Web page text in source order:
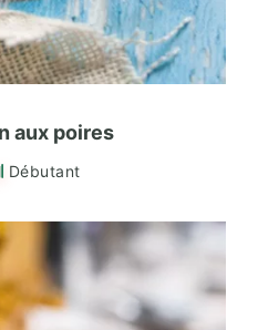
aux poires
Débutant